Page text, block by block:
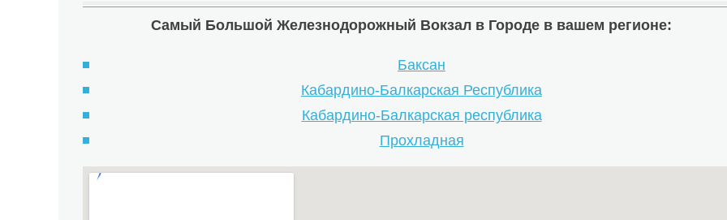
Самый Большой Железнодорожный Вокзал в Городе в вашем регионе:
Баксан
Кабардино-Балкарская Республика
Кабардино-Балкарская республика
Прохладная